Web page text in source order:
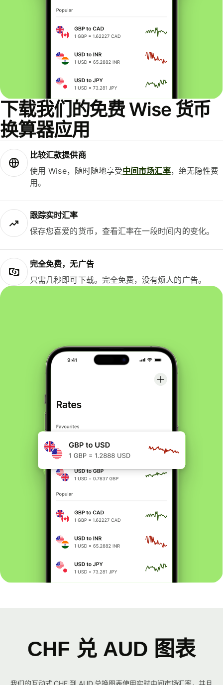
下载我们的免费 Wise 货币
换算器应用
比较汇款提供商
使用 Wise，随时随地享受中间市场汇率，绝无隐性费
用。
跟踪实时汇率
保存您喜爱的货币，查看汇率在一段时间内的变化。
完全免费，无广告
只需几秒即可下载。完全免费，没有烦人的广告。
CHF 兑 AUD 图表